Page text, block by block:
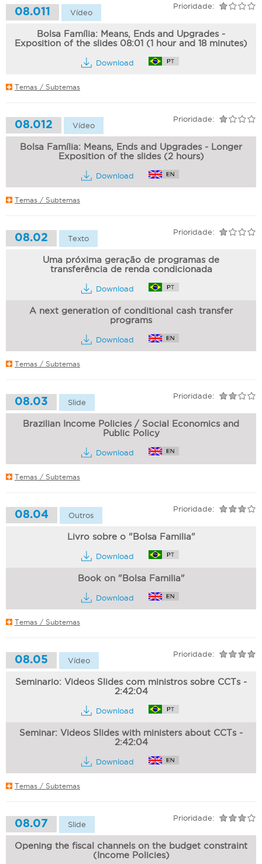
08.011 Vídeo
Prioridade:
Bolsa Família: Means, Ends and Upgrades -
Exposition of the slides 08:01 (1 hour and 18 minutes)
Download
Temas / Subtemas
08.012 Vídeo
Prioridade:
Bolsa Família: Means, Ends and Upgrades - Longer
Exposition of the slides (2 hours)
Download
Temas / Subtemas
08.02 Texto
Prioridade:
Uma próxima geração de programas de
transferência de renda condicionada
Download
A next generation of conditional cash transfer
programs
Download
Temas / Subtemas
08.03 Slide
Prioridade:
Brazilian Income Policies / Social Economics and
Public Policy
Download
Temas / Subtemas
08.04 Outros
Prioridade:
Livro sobre o "Bolsa Familia"
Download
Book on "Bolsa Familia"
Download
Temas / Subtemas
08.05 Vídeo
Prioridade:
Seminario: Videos Slides com ministros sobre CCTs -
2:42:04
Download
Seminar: Videos Slides with ministers about CCTs -
2:42:04
Download
Temas / Subtemas
08.07 Slide
Prioridade:
Opening the fiscal channels on the budget constraint
(Income Policies)